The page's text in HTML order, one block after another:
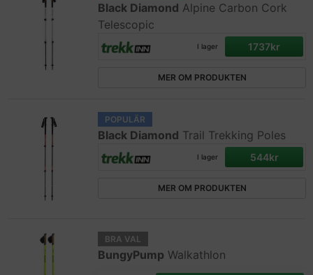
Black Diamond Alpine Carbon Cork
Telescopic
I lager 1737kr
MER OM PRODUKTEN
POPULÄR
Black Diamond Trail Trekking Poles
I lager 544kr
MER OM PRODUKTEN
BRA VAL
BungyPump Walkathlon